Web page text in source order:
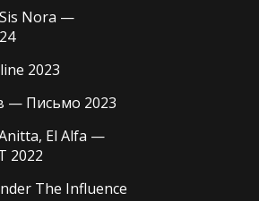
Nora —
2023
— Письмо 2023
El Alfa —
2022
The Influence